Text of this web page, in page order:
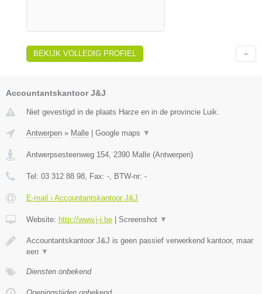
BEKIJK VOLLEDIG PROFIEL
Accountantskantoor J&J
Niet gevestigd in de plaats Harze en in de provincie Luik.
Antwerpen » Malle Google maps ▼
Antwerpsesteenweg 154, 2390 Malle (Antwerpen)
Tel: 03 312 88 98, Fax: -, BTW-nr: -
E-mail › Accountantskantoor J&J
Website: http://www.j-j.be Screenshot ▼
Accountantskantoor J&J is geen passief verwerkend kantoor, maar
een ▼
Diensten onbekend